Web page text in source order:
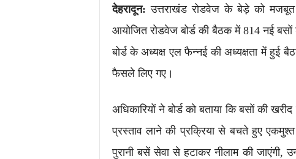
देहरादून: उत्तराखंड रोडवेज के बेड़े को
आयोजित रोडवेज बोर्ड की बैठक में 814 नई बसों
बोर्ड के अध्यक्ष एल फैन्नई की अध्यक्षता में
फैसले लिए गए।
अधिकारियों ने बोर्ड को बताया कि बसों की
प्रस्ताव लाने की प्रक्रिया से बचते हुए
पुरानी बसें सेवा से हटाकर नीलाम की जाएंगी,